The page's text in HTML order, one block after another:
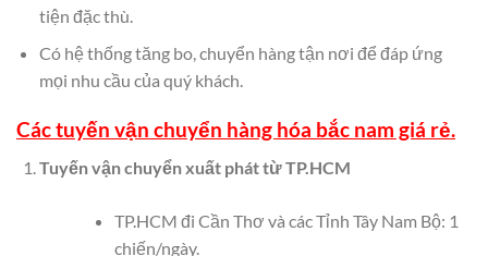
tiện đặc thù.
Có hệ thống tăng bo, chuyển hàng tận nơi để đáp ứng
mọi nhu cầu của quý khách.
Các tuyến vận chuyển hàng hóa bắc nam giá rẻ.
Tuyến vận chuyển xuất phát từ TP.HCM
TP.HCM đi Cần Thơ và các Tỉnh Tây Nam Bộ: 1
chiến/ngày.